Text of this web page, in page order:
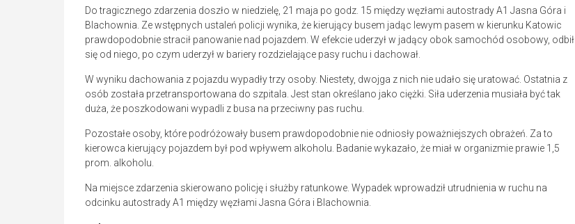
Do tragicznego zdarzenia doszło w niedzielę, 21 maja po godz. 15 między węzłami autostrady A1 Jasna Góra i
Blachownia. Ze wstępnych ustaleń policji wynika, że kierujący busem jadąc lewym pasem w kierunku Katowic
prawdopodobnie stracił panowanie nad pojazdem. W efekcie uderzył w jadący obok samochód osobowy, odbił
się od niego, po czym uderzył w bariery rozdzielające pasy ruchu i dachował.
W wyniku dachowania z pojazdu wypadły trzy osoby. Niestety, dwojga z nich nie udało się uratować. Ostatnia z
osób została przetransportowana do szpitala. Jest stan określano jako ciężki. Siła uderzenia musiała być tak
duża, że poszkodowani wypadli z busa na przeciwny pas ruchu.
Pozostałe osoby, które podróżowały busem prawdopodobnie nie odniosły poważniejszych obrażeń. Za to
kierowca kierujący pojazdem był pod wpływem alkoholu. Badanie wykazało, że miał w organizmie prawie 1,5
prom. alkoholu.
Na miejsce zdarzenia skierowano policję i służby ratunkowe. Wypadek wprowadził utrudnienia w ruchu na
odcinku autostrady A1 między węzłami Jasna Góra i Blachownia.